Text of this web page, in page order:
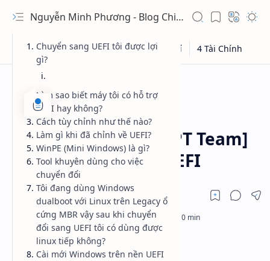
Nguyễn Minh Phương - Blog Chia sẻ Kiến thức Chứng khoán & Tài liệu Toán học
Trang chủ 1 Ứng Dụng Windows
[Guide from UEFI-GPT Team]
Cài Windows trên UEFI
Chuyển sang UEFI tôi được lợi
gì?
Làm sao biết máy tôi có hỗ trợ
UEFI hay không?
Cách tùy chỉnh như thế nào?
Làm gì khi đã chỉnh về UEFI?
WinPE (Mini Windows) là gì?
Tool khuyên dùng cho việc
chuyển đổi
Tôi đang dùng Windows
dualboot với Linux trên Legacy ổ
cứng MBR vậy sau khi chuyển
đổi sang UEFI tôi có dùng được
linux tiếp không?
Cài mới Windows trên nền UEFI